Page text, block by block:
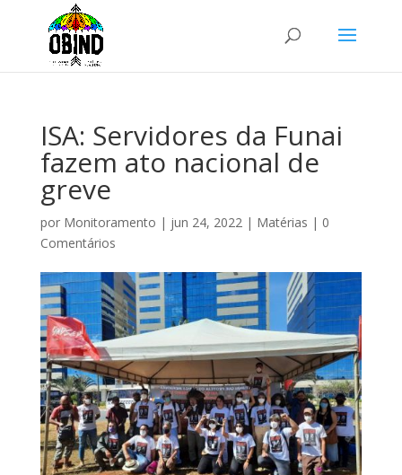
ISA: Servidores da Funai
fazem ato nacional de
greve
por Monitoramento | jun 24, 2022| Matérias | 0
Comentários